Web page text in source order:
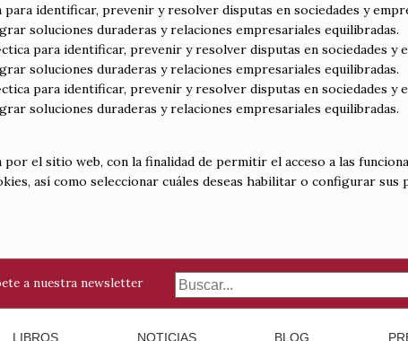
identificar, prevenir y resolver disputas en sociedades y
soluciones duraderas y relaciones empresariales equilibradas.
para identificar, prevenir y resolver disputas en sociedades y
soluciones duraderas y relaciones empresariales equilibradas.
para identificar, prevenir y resolver disputas en sociedades y
soluciones duraderas y relaciones empresariales equilibradas.
el sitio web, con la finalidad de permitir el acceso a las
así como seleccionar cuáles deseas habilitar o configurar
a nuestra newsletter
LIBROS NOTICIAS BLOG